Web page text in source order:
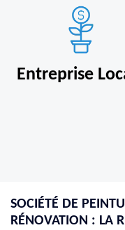
Entreprise
SOCIÉTÉ DE
RÉNOVATION : LA